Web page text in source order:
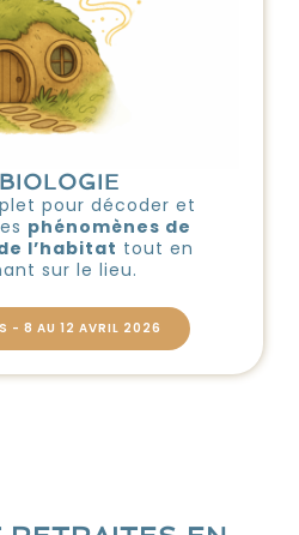
pour décoder et
phénomènes de
l’habitat tout en
sur le lieu.
- 8 AU 12 AVRIL 2026